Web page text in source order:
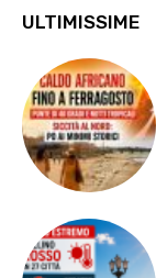
ULTIMISSIME